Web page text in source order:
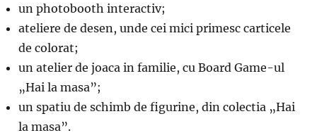
un photobooth interactiv;
ateliere de desen, unde cei mici primesc carticele
de colorat;
un atelier de joaca in familie, cu Board Game-ul
„Hai la masa”;
un spatiu de schimb de figurine, din colectia „Hai
la masa”.